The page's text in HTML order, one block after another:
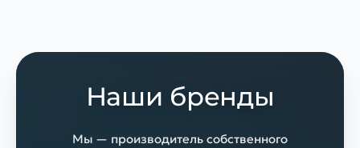
Наши бренды
Мы — производитель собственного